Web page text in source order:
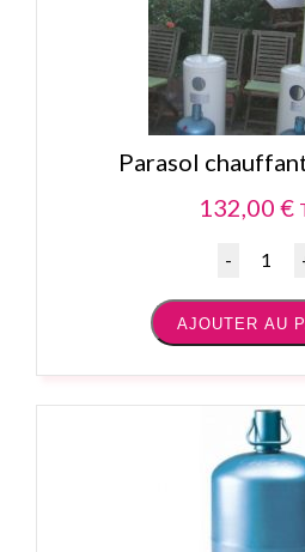
Parasol
132,00 €
Quantité
AJOUTER AU